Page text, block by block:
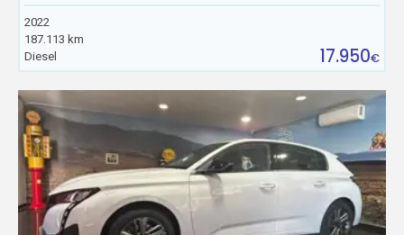
2022
187.113 km
Diesel
17.950€